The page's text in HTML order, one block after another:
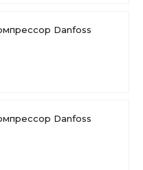
Danfoss
Danfoss